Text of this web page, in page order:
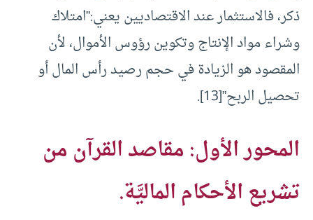
ذكر، فالاستثمار عند الاقتصاديين يعني:”امتلاك
وشراء مواد الإنتاج وتكوين رؤوس الأموال، لأن
المقصود هو الزيادة في حجم رصيد رأس المال أو
تحصيل الربح”[13].
المحور الأول: مقاصد القرآن من
تشريع الأحكام الماليَّة.